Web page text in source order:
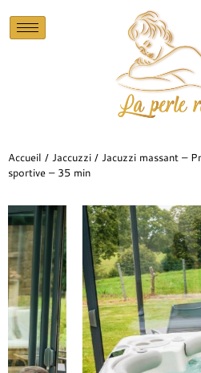
Accueil / Jaccuzzi / Jacuzzi massant –
sportive – 35 min